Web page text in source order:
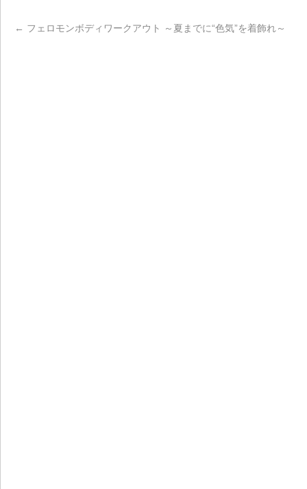
← フェロモンボディワークアウト ～夏までに“色気”を着飾れ～